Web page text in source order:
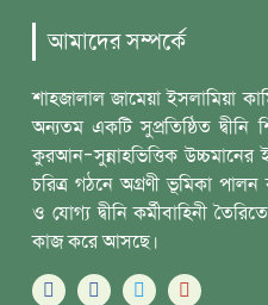
আমাদের সম্পর্কে
শাহজালাল জামেয়া ইসলামিয়া
অন্যতম একটি সুপ্রতিষ্ঠিত দ্বীনি
কুরআন-সুন্নাহভিত্তিক উচ্চমানের
চরিত্র গঠনে অগ্রণী ভূমিকা
ও যোগ্য দ্বীনি কর্মীবাহিনী
কাজ করে আসছে।